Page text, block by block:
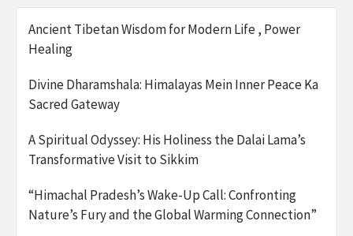
Ancient Tibetan Wisdom for Modern Life , Power
Healing
Divine Dharamshala: Himalayas Mein Inner Peace Ka
Sacred Gateway
A Spiritual Odyssey: His Holiness the Dalai Lama’s
Transformative Visit to Sikkim
“Himachal Pradesh’s Wake-Up Call: Confronting
Nature’s Fury and the Global Warming Connection”